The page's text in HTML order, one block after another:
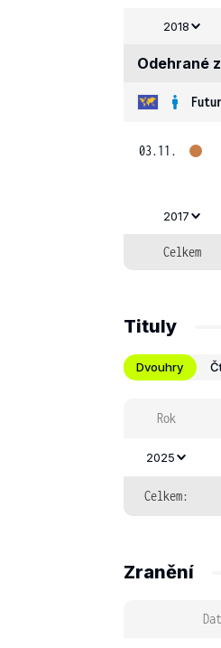
2018
Odehrané
03.11.
2017
Celkem
Tituly
Dvouhry
Rok
2025
Celkem:
Zranění